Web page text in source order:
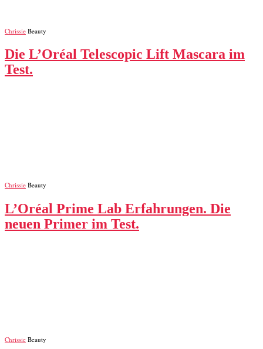
Chrissie Beauty
Die L’Oréal Telescopic Lift Mascara im
Test.
Chrissie Beauty
L’Oréal Prime Lab Erfahrungen. Die
neuen Primer im Test.
Chrissie Beauty